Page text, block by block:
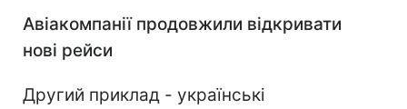
Авіакомпанії продовжили відкривати
нові рейси
Другий приклад - українські